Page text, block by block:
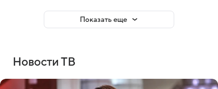
Показать еще
Новости ТВ